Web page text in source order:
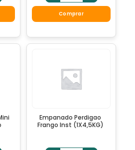
Comprar
Empanado Perdigao
Frango Inst (1X4,5KG)